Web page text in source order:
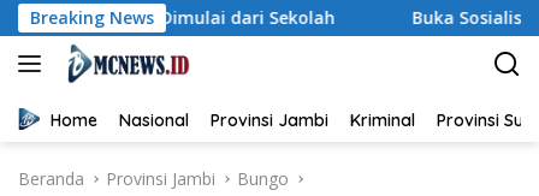
Langsung
ke
konten
Breaking News
Dimulai dari Sekolah Buka Sosialisasi Akbar
Home Nasional Provinsi Jambi Kriminal Provinsi
Beranda Provinsi Jambi Bungo